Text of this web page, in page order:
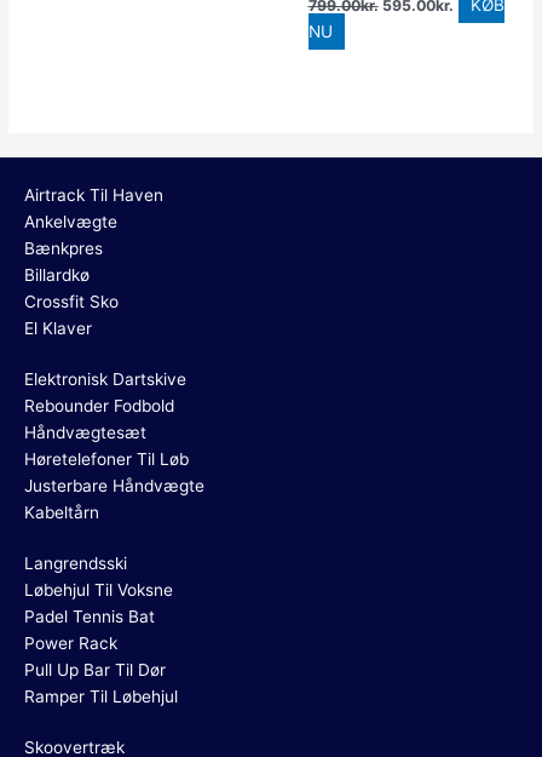
799.00kr. 595.00kr.
KØB
NU
Airtrack Til Haven
Ankelvægte
Bænkpres
Billardkø
Crossfit Sko
El Klaver
Elektronisk Dartskive
Rebounder Fodbold
Håndvægtesæt
Høretelefoner Til Løb
Justerbare Håndvægte
Kabeltårn
Langrendsski
Løbehjul Til Voksne
Padel Tennis Bat
Power Rack
Pull Up Bar Til Dør
Ramper Til Løbehjul
Skoovertræk